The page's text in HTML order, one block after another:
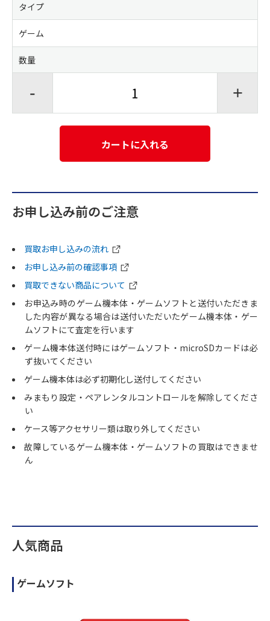
タイプ
ゲーム
数量
- +
カートに入れる
お申し込み前のご注意
買取お申し込みの流れ
お申し込み前の確認事項
買取できない商品について
お申込み時のゲーム機本体・ゲームソフトと送付いただきま
した内容が異なる場合は送付いただいたゲーム機本体・ゲー
ムソフトにて査定を行います
ゲーム機本体送付時にはゲームソフト・microSDカードは必
ず抜いてください
ゲーム機本体は必ず初期化し送付してください
みまもり設定・ペアレンタルコントロールを解除してくださ
い
ケース等アクセサリー類は取り外してください
故障しているゲーム機本体・ゲームソフトの買取はできませ
ん
人気商品
ゲームソフト